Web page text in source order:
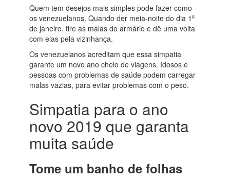
Quem tem desejos mais simples pode fazer como
os venezuelanos. Quando der meia-noite do dia 1º
de janeiro, tire as malas do armário e dê uma volta
com elas pela vizinhança.
Os venezuelanos acreditam que essa simpatia
garante um novo ano cheio de viagens. Idosos e
pessoas com problemas de saúde podem carregar
malas vazias, para evitar problemas com o peso.
Simpatia para o ano
novo 2019 que garanta
muita saúde
Tome um banho de folhas